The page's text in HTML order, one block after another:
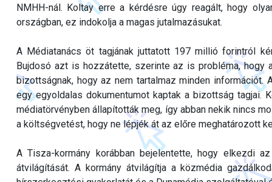
NMHH-nál. Koltay erre a kérdésre úgy reagált, hogy
országban, ez indokolja a magas jutalmazásukat.
A Médiatanács öt tagjának juttatott 197 millió forintról
Bujdosó azt is hozzátette, szerinte az is probléma,
bizottságnak, hogy az nem tartalmaz minden
egy egyoldalas dokumentumot kaptak a bizottság tagjai.
médiatörvényben állapították meg, így abban nekik nincs
a költségvetést, hogy ne lépjék át az előre meghatározott
A Tisza-kormány korábban bejelentette, hogy elkezdi
átvilágítását. A kormány átvilágítja a közmédia